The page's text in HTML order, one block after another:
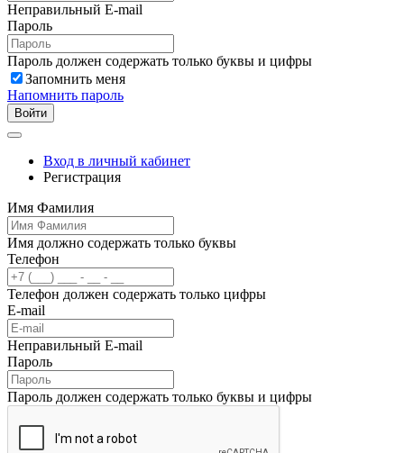
Неправильный E-mail
Пароль
Пароль должен содержать только буквы и цифры
Запомнить меня
Напомнить пароль
Войти
Вход в личный кабинет
Регистрация
Имя Фамилия
Имя должно содержать только буквы
Телефон
Телефон должен содержать только цифры
E-mail
Неправильный E-mail
Пароль
Пароль должен содержать только буквы и цифры